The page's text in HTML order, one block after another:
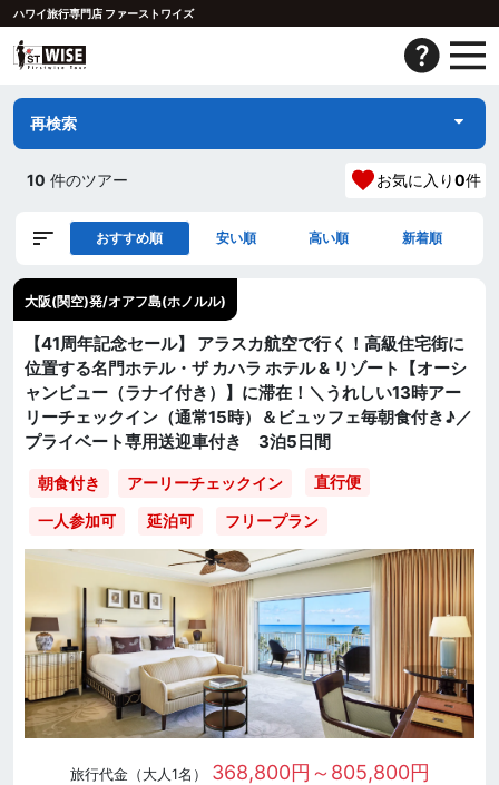
ハワイ旅行専門店 ファーストワイズ
再検索
10 件のツアー お気に入り0件
おすすめ順 安い順 高い順 新着順
大阪(関空)発/オアフ島(ホノルル)
【41周年記念セール】 アラスカ航空で行く！高級住宅街に
位置する名門ホテル・ザ カハラ ホテル & リゾート【オーシ
ャンビュー（ラナイ付き）】に滞在！＼うれしい13時アー
リーチェックイン（通常15時）＆ビュッフェ毎朝食付き♪／
プライベート専用送迎車付き 3泊5日間
朝食付き アーリーチェックイン 直行便
一人参加可 延泊可 フリープラン
旅行代金（大人1名） 368,800円～805,800円